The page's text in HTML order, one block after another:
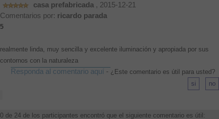
casa prefabricada , 2015-12-21
Comentarios por: ricardo parada
5
realmente linda, muy sencilla y excelente iluminación y apropiada por sus
contornos con la naturaleza
Responda al comentario aquí - ¿Este comentario es útil para usted?
0 de 24 de los participantes encontró que el siguiente comentario es útil: